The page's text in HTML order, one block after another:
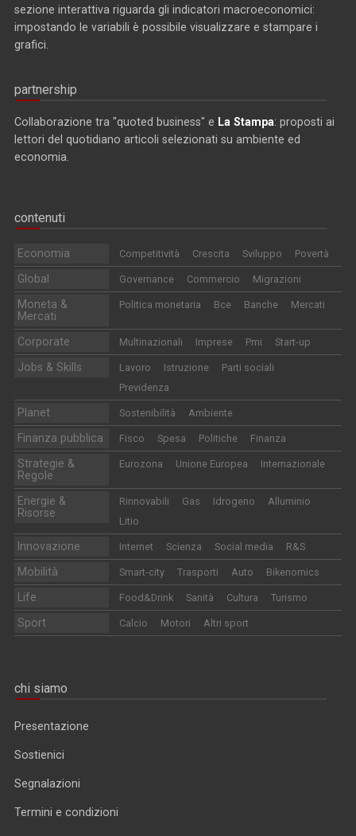
sezione interattiva riguarda gli indicatori macroeconomici:
impostando le variabili è possibile visualizzare e stampare i
grafici.
partnership
Collaborazione tra "quoted business" e La Stampa: proposti ai
lettori del quotidiano articoli selezionati su ambiente ed
economia.
contenuti
Economia Competitività Crescita Sviluppo Povertà
Global Governance Commercio Migrazioni
Moneta &
Mercati
Politica monetaria Bce Banche Mercati
Corporate Multinazionali Imprese Pmi Start-up
Jobs & Skills Lavoro Istruzione
Parti sociali
Previdenza
Planet Sostenibilità Ambiente
Finanza pubblica Fisco Spesa Politiche Finanza
Strategie &
Regole
Eurozona Unione Europea Internazionale
Energie &
Risorse
Rinnovabili Gas Idrogeno
Alluminio
Litio
Innovazione Internet Scienza Social media R&S
Mobilità Smart-city Trasporti Auto Bikenomics
Life Food&Drink Sanità Cultura Turismo
Sport Calcio Motori Altri sport
chi siamo
Presentazione
Sostienici
Segnalazioni
Termini e condizioni